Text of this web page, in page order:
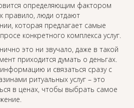
определяющим фактором
правило, люди отдают
которая предлагает самые
конкретного комплекса услуг.
это ни звучало, даже в такой
приходится думать о деньгах.
и связаться сразу с
ритуальных услуг – это
в ценах, чтобы выбрать самое